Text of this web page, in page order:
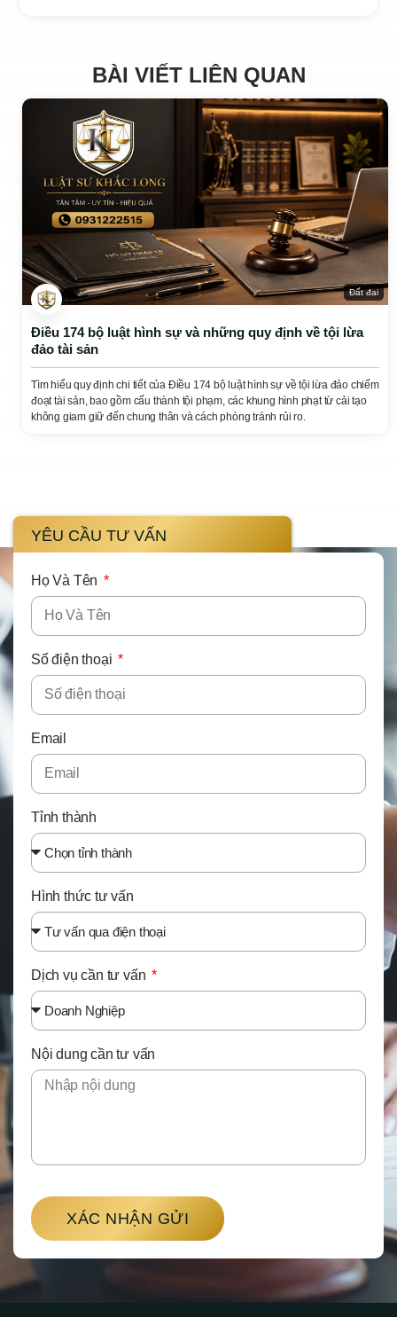
BÀI VIẾT LIÊN QUAN
Đất đai
Điều 174 bộ luật hình sự và những quy định về tội lừa
đảo tài sản
Tìm hiểu quy định chi tiết của Điều 174 bộ luật hình sự về tội lừa đảo chiếm
đoạt tài sản, bao gồm cấu thành tội phạm, các khung hình phạt từ cải tạo
không giam giữ đến chung thân và cách phòng tránh rủi ro.
YÊU CẦU TƯ VẤN
Họ Và Tên
Số điện thoại
Email
Tỉnh thành
Hình thức tư vấn
Dịch vụ cần tư vấn
Nội dung cần tư vấn
XÁC NHẬN GỬI